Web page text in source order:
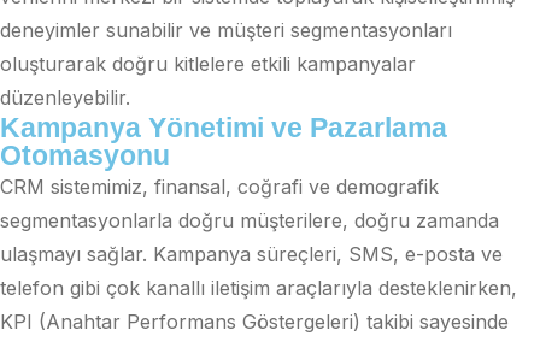
deneyimler sunabilir ve müşteri segmentasyonları
oluşturarak doğru kitlelere etkili kampanyalar
düzenleyebilir.
Kampanya Yönetimi ve Pazarlama
Otomasyonu
CRM sistemimiz, finansal, coğrafi ve demografik
segmentasyonlarla doğru müşterilere, doğru zamanda
ulaşmayı sağlar. Kampanya süreçleri, SMS, e-posta ve
telefon gibi çok kanallı iletişim araçlarıyla desteklenirken,
KPI (Anahtar Performans Göstergeleri) takibi sayesinde